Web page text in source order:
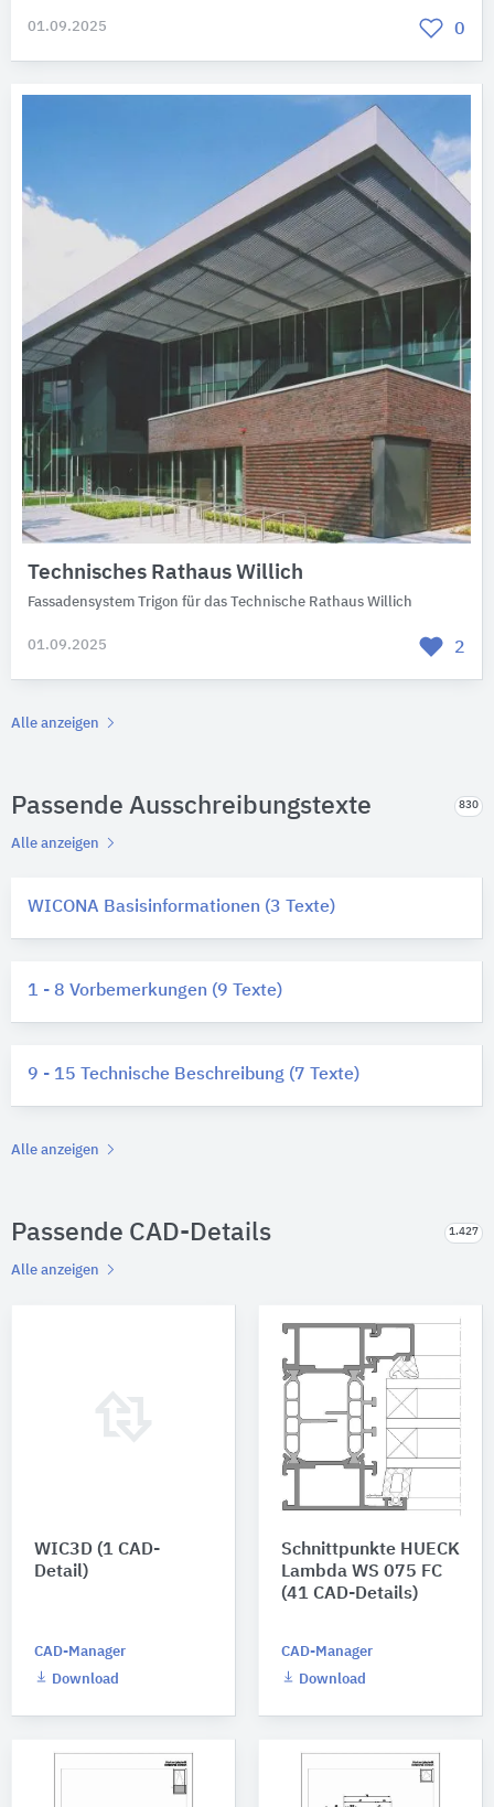
01.09.2025 0
Technisches Rathaus Willich
Fassadensystem Trigon für das Technische Rathaus Willich
01.09.2025 2
Alle anzeigen
Passende Ausschreibungstexte 830
Alle anzeigen
WICONA Basisinformationen (3 Texte)
1 - 8 Vorbemerkungen (9 Texte)
9 - 15 Technische Beschreibung (7 Texte)
Alle anzeigen
Passende CAD-Details 1.427
Alle anzeigen
WIC3D (1 CAD-
Detail)
CAD-Manager
Download
Schnittpunkte HUECK
Lambda WS 075 FC
(41 CAD-Details)
CAD-Manager
Download